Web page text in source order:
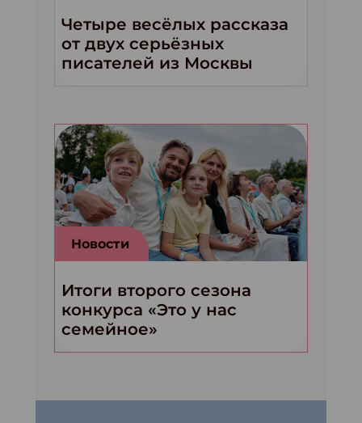
Четыре весёлых рассказа
от двух серьёзных
писателей из Москвы
Новости
Итоги второго сезона
конкурса «Это у нас
семейное»